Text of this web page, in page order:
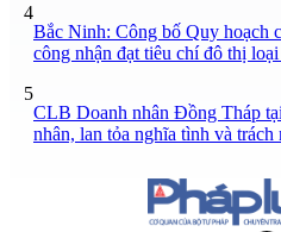
4
Bắc Ninh: Công bố Quy hoạch
công nhận đạt tiêu chí đô thị
5
CLB Doanh nhân Đồng Tháp
nhân, lan tỏa nghĩa tình và